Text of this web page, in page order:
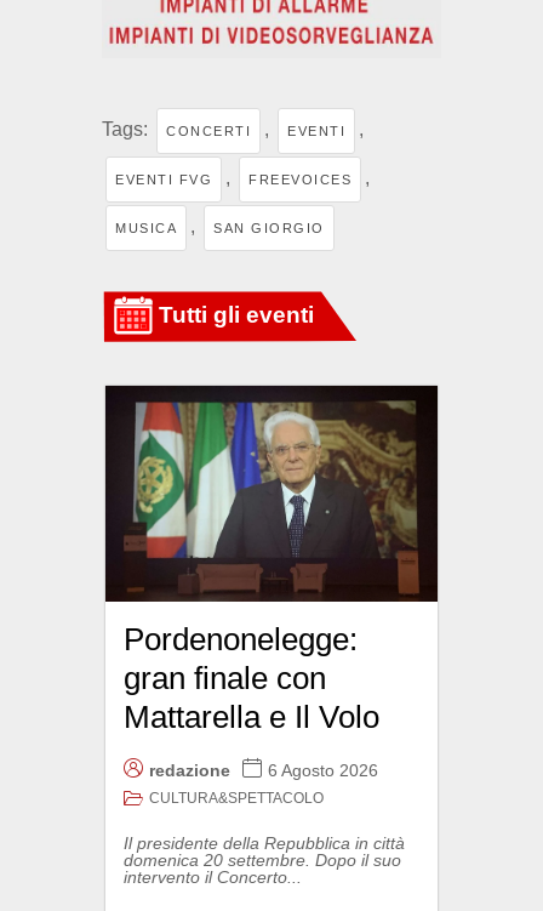
Tags: CONCERTI , EVENTI ,
EVENTI FVG , FREEVOICES ,
MUSICA , SAN GIORGIO
Pordenonelegge:
gran finale con
Mattarella e Il Volo
redazione 6 Agosto 2026
CULTURA&SPETTACOLO
Il presidente della Repubblica in città
domenica 20 settembre. Dopo il suo
intervento il Concerto...